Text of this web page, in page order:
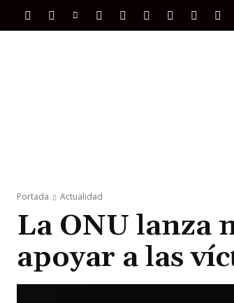
Portada Actualidad
La ONU lanza
apoyar a las